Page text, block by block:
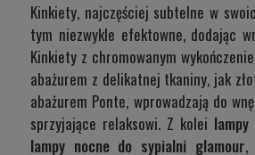
Kinkiety, najczęściej subtelne w
tym niezwykle efektowne, dodając
Kinkiety z chromowanym
abażurem z delikatnej tkaniny, jak
abażurem Ponte, wprowadzają do
sprzyjające relaksowi. Z kolei
lampy nocne do sypialni glamour,